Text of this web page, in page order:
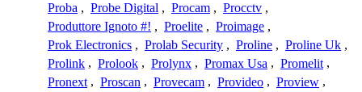
Proba , Probe Digital , Procam , Procctv ,
Produttore Ignoto #! , Proelite , Proimage ,
Prok Electronics , Prolab Security , Proline , Proline Uk ,
Prolink , Prolook , Prolynx , Promax Usa , Promelit ,
Pronext , Proscan , Provecam , Provideo , Proview ,